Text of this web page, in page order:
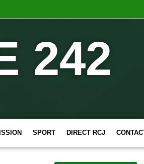
242
SPORT DIRECT RCJ